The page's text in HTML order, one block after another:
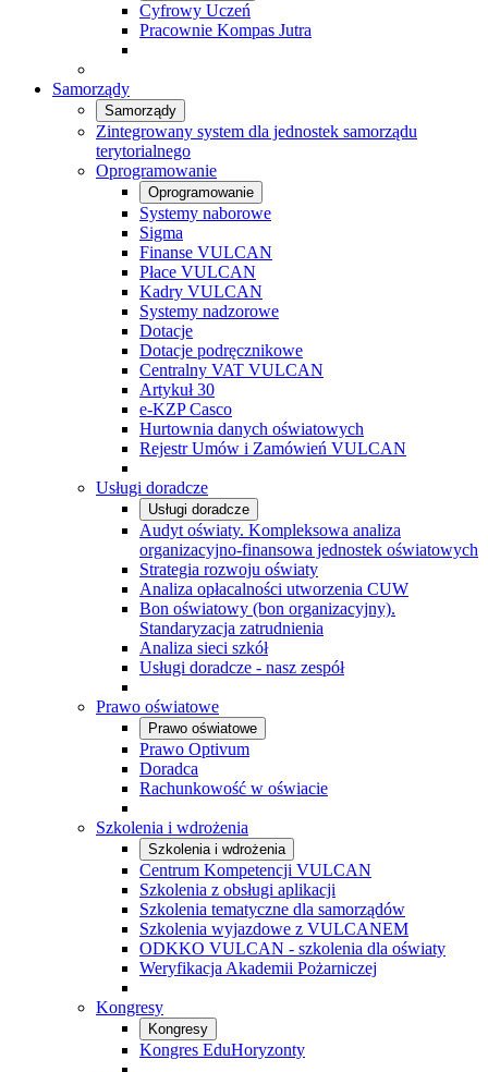
Cyfrowy Uczeń
Pracownie Kompas Jutra
Samorządy
Samorządy
Zintegrowany system dla jednostek samorządu
terytorialnego
Oprogramowanie
Oprogramowanie
Systemy naborowe
Sigma
Finanse VULCAN
Płace VULCAN
Kadry VULCAN
Systemy nadzorowe
Dotacje
Dotacje podręcznikowe
Centralny VAT VULCAN
Artykuł 30
e-KZP Casco
Hurtownia danych oświatowych
Rejestr Umów i Zamówień VULCAN
Usługi doradcze
Usługi doradcze
Audyt oświaty. Kompleksowa analiza
organizacyjno-finansowa jednostek oświatowych
Strategia rozwoju oświaty
Analiza opłacalności utworzenia CUW
Bon oświatowy (bon organizacyjny).
Standaryzacja zatrudnienia
Analiza sieci szkół
Usługi doradcze - nasz zespół
Prawo oświatowe
Prawo oświatowe
Prawo Optivum
Doradca
Rachunkowość w oświacie
Szkolenia i wdrożenia
Szkolenia i wdrożenia
Centrum Kompetencji VULCAN
Szkolenia z obsługi aplikacji
Szkolenia tematyczne dla samorządów
Szkolenia wyjazdowe z VULCANEM
ODKKO VULCAN - szkolenia dla oświaty
Weryfikacja Akademii Pożarniczej
Kongresy
Kongresy
Kongres EduHoryzonty